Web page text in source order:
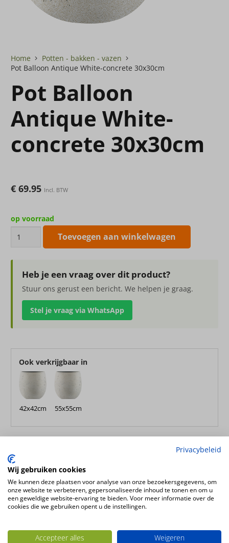
Home
Potten - bakken - vazen
Pot Balloon Antique White-concrete 30x30cm
Pot Balloon
Antique White-
concrete 30x30cm
€ 69.95 Incl. BTW
op voorraad
Antique
White-
concrete
30x30cm
aantal
Toevoegen aan winkelwagen
Heb je een vraag over dit product?
Stuur ons gerust een bericht. We helpen je graag.
Stel je vraag via WhatsApp
Ook verkrijgbaar in
42x42cm 55x55cm
Hoogte
30cm
Diameter
30cm
wit – creme
Privacybeleid
Wij gebruiken cookies
We kunnen deze plaatsen voor analyse van onze bezoekersgegevens, om
onze website te verbeteren, gepersonaliseerde inhoud te tonen en om u
een geweldige website-ervaring te bieden. Voor meer informatie over de
cookies die we gebruiken opent u de instellingen.
Accepteer alles
Weigeren